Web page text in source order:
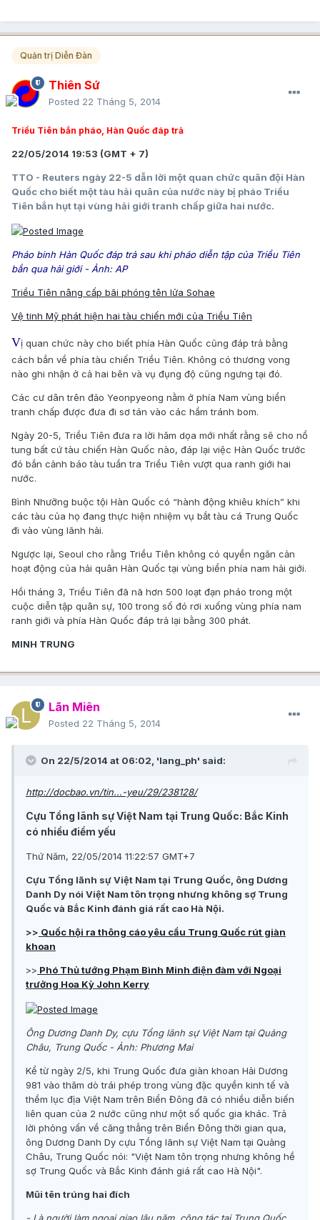
Quản trị Diễn Đàn
Thiên Sứ
Posted 22 Tháng 5, 2014
Triều Tiên bắn pháo, Hàn Quốc đáp trả
22/05/2014 19:53 (GMT + 7)
TTO - Reuters ngày 22-5 dẫn lời một quan chức quân đội Hàn
Quốc cho biết một tàu hải quân của nước này bị pháo Triều
Tiên bắn hụt tại vùng hải giới tranh chấp giữa hai nước.
Pháo binh Hàn Quốc đáp trả sau khi pháo diễn tập của Triều Tiên
bắn qua hải giới - Ảnh: AP
Triều Tiên nâng cấp bãi phóng tên lửa Sohae
Vệ tinh Mỹ phát hiện hai tàu chiến mới của Triều Tiên
Vị quan chức này cho biết phía Hàn Quốc cũng đáp trả bằng
cách bắn về phía tàu chiến Triều Tiên. Không có thương vong
nào ghi nhận ở cả hai bên và vụ đụng độ cũng ngưng tại đó.
Các cư dân trên đảo Yeonpyeong nằm ở phía Nam vùng biển
tranh chấp được đưa đi sơ tán vào các hầm tránh bom.
Ngày 20-5, Triều Tiên đưa ra lời hăm dọa mới nhất rằng sẽ cho nổ
tung bất cứ tàu chiến Hàn Quốc nào, đáp lại việc Hàn Quốc trước
đó bắn cảnh báo tàu tuần tra Triều Tiên vượt qua ranh giới hai
nước.
Bình Nhưỡng buộc tội Hàn Quốc có “hành động khiêu khích” khi
các tàu của họ đang thực hiện nhiệm vụ bắt tàu cá Trung Quốc
đi vào vùng lãnh hải.
Ngược lại, Seoul cho rằng Triều Tiên không có quyền ngăn cản
hoạt động của hải quân Hàn Quốc tại vùng biển phía nam hải giới.
Hồi tháng 3, Triều Tiên đã nã hơn 500 loạt đạn pháo trong một
cuộc diễn tập quân sự, 100 trong số đó rơi xuống vùng phía nam
ranh giới và phía Hàn Quốc đáp trả lại bằng 300 phát.
MINH TRUNG
Lãn Miên
Posted 22 Tháng 5, 2014
On 22/5/2014 at 06:02, 'lang_ph' said:
http://docbao.vn/tin...-yeu/29/238128/
Cựu Tổng lãnh sự Việt Nam tại Trung Quốc: Bắc Kinh
có nhiều điểm yếu
Thứ Năm, 22/05/2014 11:22:57 GMT+7
Cựu Tổng lãnh sự Việt Nam tại Trung Quốc, ông Dương
Danh Dy nói Việt Nam tôn trọng nhưng không sợ Trung
Quốc và Bắc Kinh đánh giá rất cao Hà Nội.
>> Quốc hội ra thông cáo yêu cầu Trung Quốc rút giàn
khoan
>> Phó Thủ tướng Phạm Bình Minh điện đàm với Ngoại
trưởng Hoa Kỳ John Kerry
Ông Dương Danh Dy, cựu Tổng lãnh sự Việt Nam tại Quảng
Châu, Trung Quốc - Ảnh: Phương Mai
Kể từ ngày 2/5, khi Trung Quốc đưa giàn khoan Hải Dương
981 vào thăm dò trái phép trong vùng đặc quyền kinh tế và
thềm lục địa Việt Nam trên Biển Đông đã có nhiều diễn biến
liên quan của 2 nước cũng như một số quốc gia khác. Trả
lời phỏng vấn về căng thẳng trên Biển Đông thời gian qua,
ông Dương Danh Dy cựu Tổng lãnh sự Việt Nam tại Quảng
Châu, Trung Quốc nói: "Việt Nam tôn trọng nhưng không hề
sợ Trung Quốc và Bắc Kinh đánh giá rất cao Hà Nội".
Mũi tên trúng hai đích
- Là người làm ngoại giao lâu năm, công tác tại Trung Quốc,